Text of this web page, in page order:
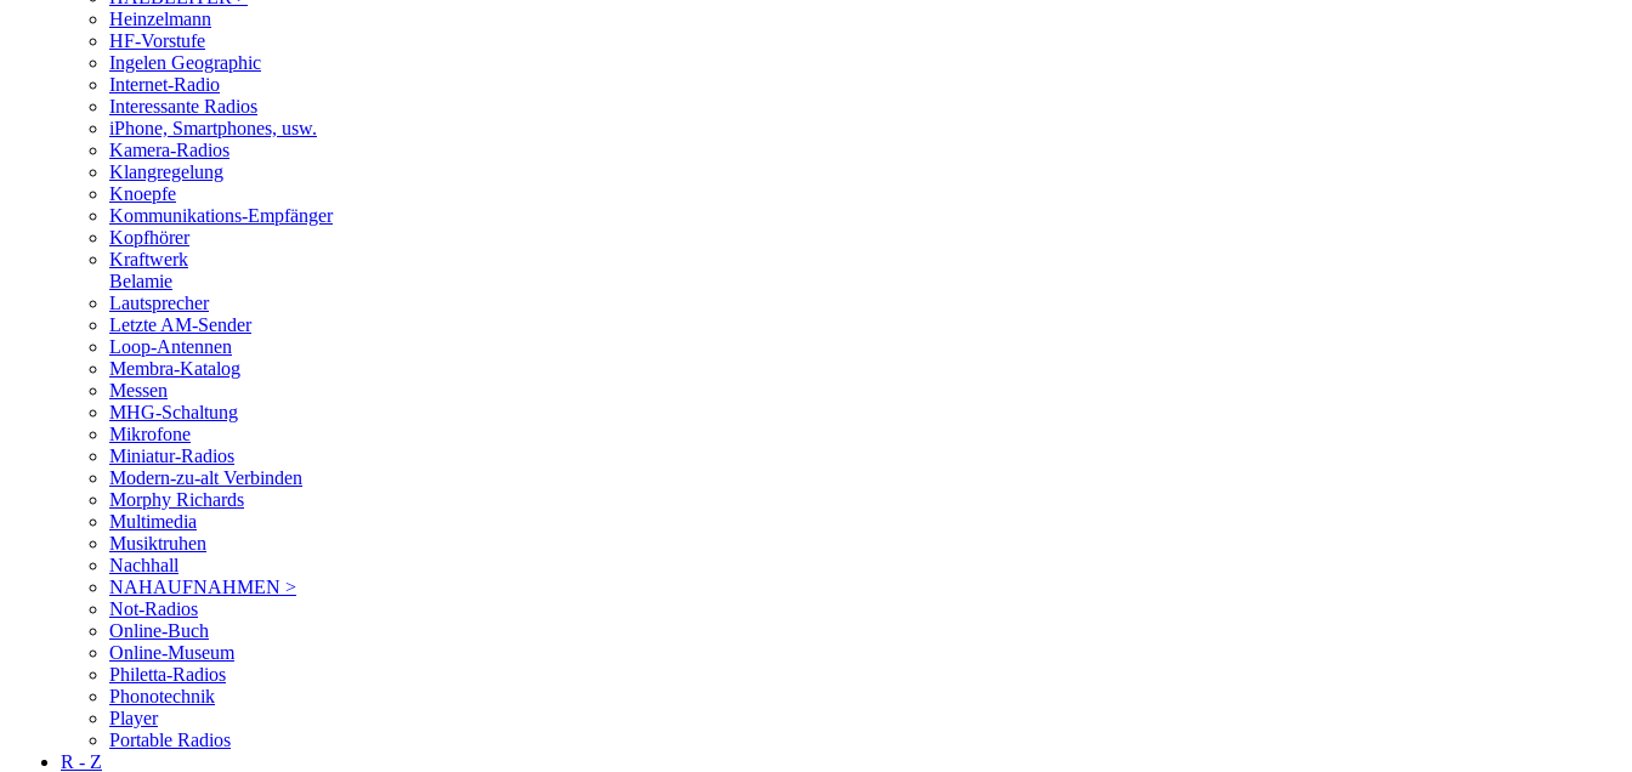
Heinzelmann
HF-Vorstufe
Ingelen Geographic
Internet-Radio
Interessante Radios
iPhone, Smartphones, usw.
Kamera-Radios
Klangregelung
Knoepfe
Kommunikations-Empfänger
Kopfhörer
Kraftwerk
Belamie
Lautsprecher
Letzte AM-Sender
Loop-Antennen
Membra-Katalog
Messen
MHG-Schaltung
Mikrofone
Miniatur-Radios
Modern-zu-alt Verbinden
Morphy Richards
Multimedia
Musiktruhen
Nachhall
NAHAUFNAHMEN >
Not-Radios
Online-Buch
Online-Museum
Philetta-Radios
Phonotechnik
Player
Portable Radios
R - Z